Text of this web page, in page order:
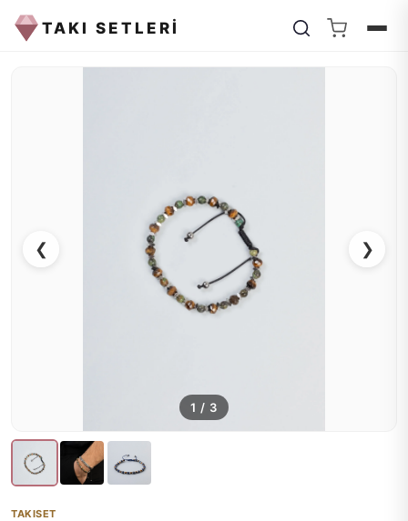
TAKI SETLERİ
❮ ❯
1 / 3
TAKISET